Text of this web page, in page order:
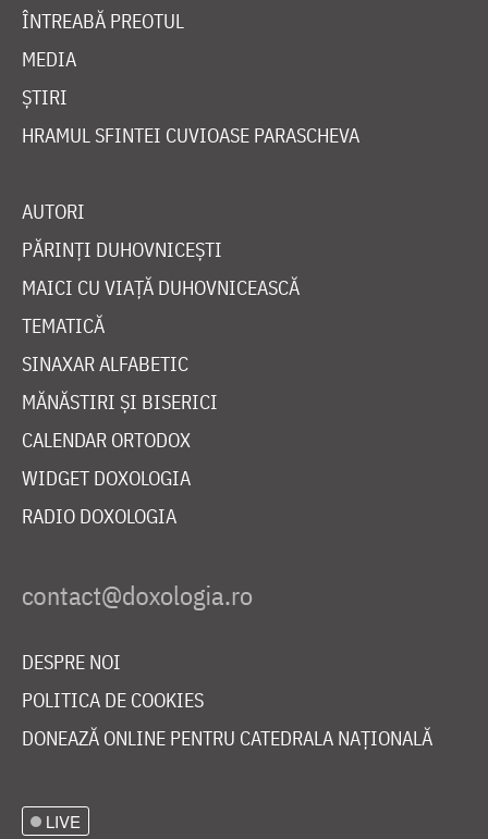
ÎNTREABĂ PREOTUL
MEDIA
ȘTIRI
HRAMUL SFINTEI CUVIOASE PARASCHEVA
AUTORI
PĂRINȚI DUHOVNICEȘTI
MAICI CU VIAȚĂ DUHOVNICEASCĂ
TEMATICĂ
SINAXAR ALFABETIC
MĂNĂSTIRI ȘI BISERICI
CALENDAR ORTODOX
WIDGET DOXOLOGIA
RADIO DOXOLOGIA
DESPRE NOI
POLITICA DE COOKIES
DONEAZĂ ONLINE PENTRU CATEDRALA NAȚIONALĂ
LIVE